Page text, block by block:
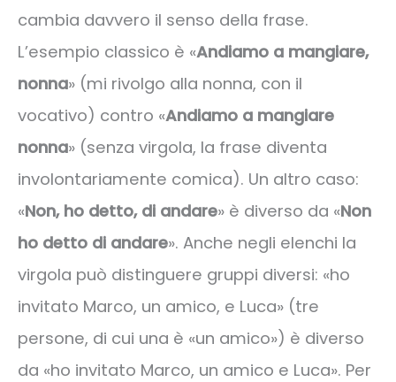
cambia davvero il senso della frase.
L’esempio classico è «Andiamo a mangiare,
nonna» (mi rivolgo alla nonna, con il
vocativo) contro «Andiamo a mangiare
nonna» (senza virgola, la frase diventa
involontariamente comica). Un altro caso:
«Non, ho detto, di andare» è diverso da «Non
ho detto di andare». Anche negli elenchi la
virgola può distinguere gruppi diversi: «ho
invitato Marco, un amico, e Luca» (tre
persone, di cui una è «un amico») è diverso
da «ho invitato Marco, un amico e Luca». Per